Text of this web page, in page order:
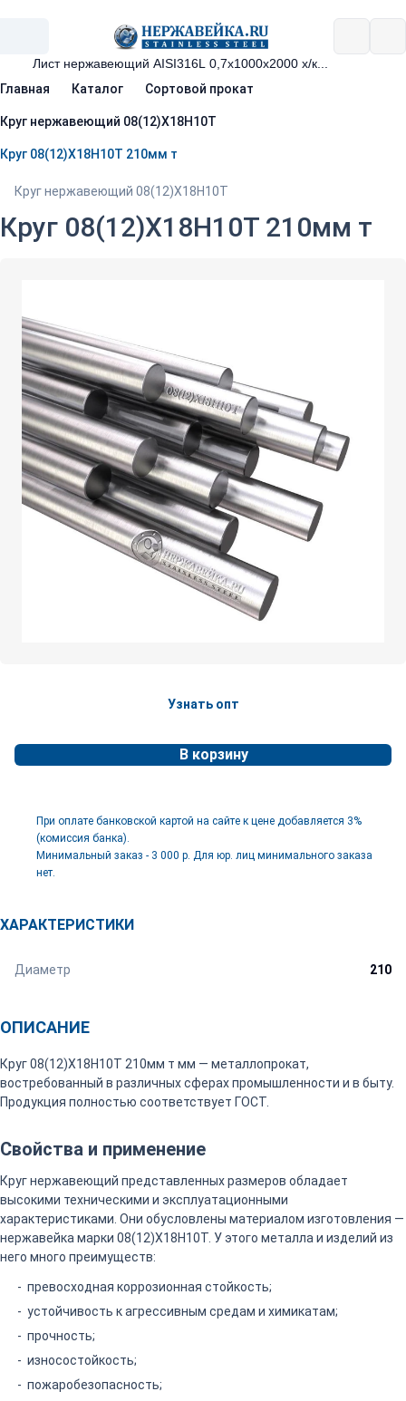
Главная Каталог Сортовой прокат
Круг нержавеющий 08(12)Х18Н10Т
Круг 08(12)Х18Н10Т 210мм т
Круг нержавеющий 08(12)Х18Н10Т
Круг 08(12)Х18Н10Т 210мм т
Узнать опт
В корзину
При оплате банковской картой на сайте к цене добавляется 3%
(комиссия банка).
Минимальный заказ - 3 000 р. Для юр. лиц минимального заказа
нет.
ХАРАКТЕРИСТИКИ
Диаметр 210
ОПИСАНИЕ
Круг 08(12)Х18Н10Т 210мм т мм — металлопрокат,
востребованный в различных сферах промышленности и в быту.
Продукция полностью соответствует ГОСТ.
Свойства и применение
Круг нержавеющий представленных размеров обладает
высокими техническими и эксплуатационными
характеристиками. Они обусловлены материалом изготовления —
нержавейка марки 08(12)Х18Н10Т. У этого металла и изделий из
него много преимуществ:
превосходная коррозионная стойкость;
устойчивость к агрессивным средам и химикатам;
прочность;
износостойкость;
пожаробезопасность;